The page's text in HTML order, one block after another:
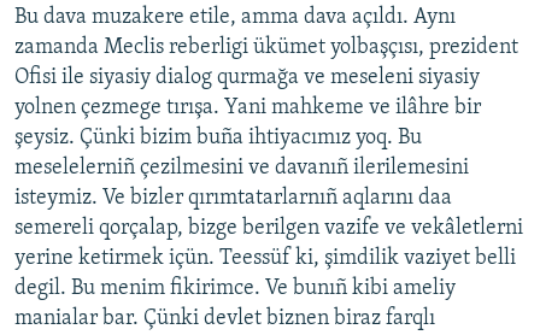
Bu dava muzakere etile, amma dava açıldı. Aynı
zamanda Meclis reberligi ükümet yolbaşçısı, prezident
Ofisi ile siyasiy dialog qurmağa ve meseleni siyasiy
yolnen çezmege tırışa. Yani mahkeme ve ilâhre bir
şeysiz. Çünki bizim buña ihtiyacımız yoq. Bu
meselelerniñ çezilmesini ve davanıñ ilerilemesini
isteymiz. Ve bizler qırımtatarlarnıñ aqlarını daa
semereli qorçalap, bizge berilgen vazife ve vekâletlerni
yerine ketirmek içün. Teessüf ki, şimdilik vaziyet belli
degil. Bu menim fikirimce. Ve bunıñ kibi ameliy
manialar bar. Çünki devlet biznen biraz farqlı